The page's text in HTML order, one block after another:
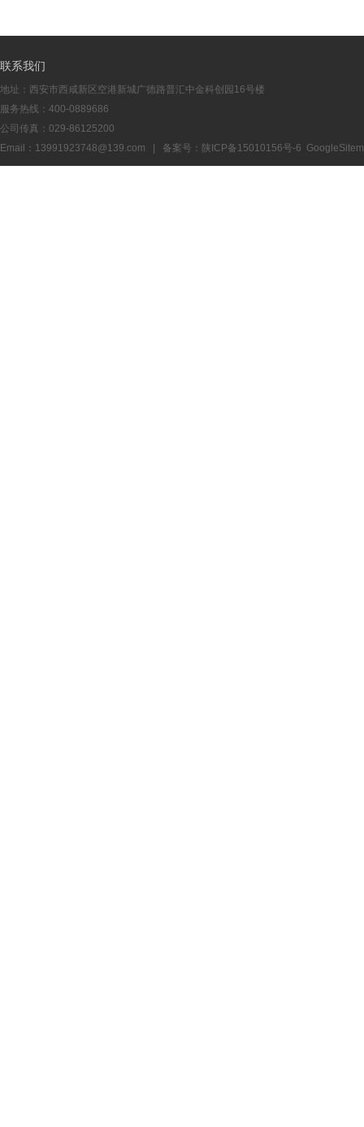
联系我们
地址：西安市西咸新区空港新城广德路普汇中金科创园16号楼
服务热线：400-0889686
公司传真：029-86125200
Email：13991923748@139.com | 备案号： 陕ICP备15010156号-6